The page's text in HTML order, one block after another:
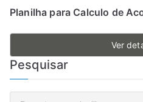
Planilha para Calculo de
Ver
Pesquisar
P